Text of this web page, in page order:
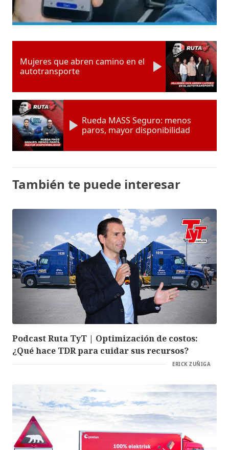
Mujeres que abren camino en el
autotransporte
Rueda MASS Seguro: menos
paros, mayor disponibilidad
También te puede interesar
Podcast Ruta TyT | Optimización de costos:
¿Qué hace TDR para cuidar sus recursos?
ERICK ZUÑIGA